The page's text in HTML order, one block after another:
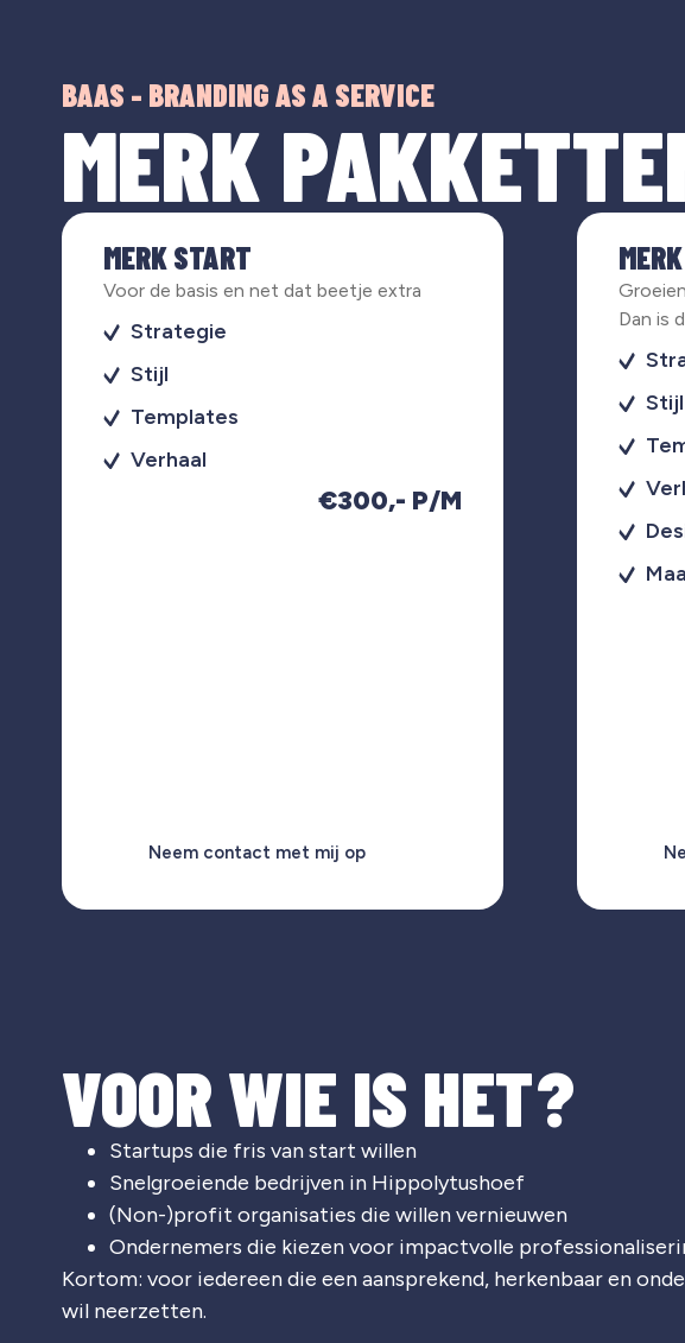
BAAS - BRANDING AS A SERVICE
MERK
MERK START
Voor de basis en net dat beetje extra
Strategie
Stijl
Templates
Verhaal
€300,- P/M
Neem contact met mij op
Dan is
Stijl
VOOR WIE IS HET?
Startups die fris van start willen
Snelgroeiende bedrijven in Hippolytushoef
(Non-)profit organisaties die willen vernieuwen
Ondernemers die kiezen voor impactvolle
Kortom: voor iedereen die een aansprekend, herkenbaar en
wil neerzetten.